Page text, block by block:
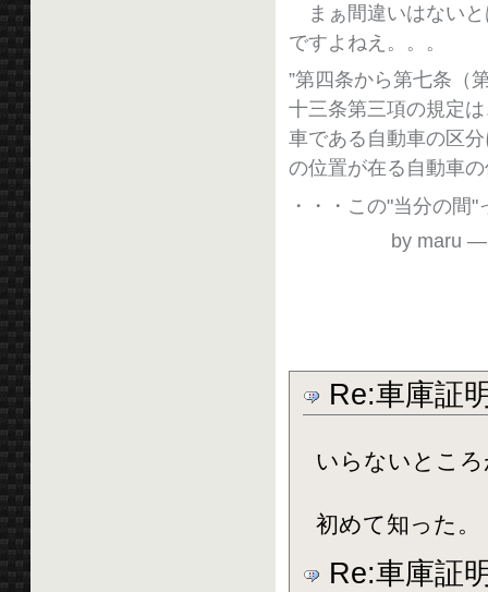
まぁ間違いはないと
ですよねえ。。。
”第四条から第七条（
十三条第三項の規定
車である自動車の区
の位置が在る自動車
・・・この"当分の間
by maru
Re:車庫証
いらないとこ
初めて知った。
Re:車庫証